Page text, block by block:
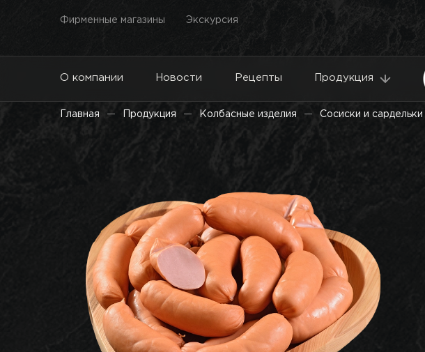
Фирменные магазины Экскурсия
О компании Новости Рецепты Продукция
Главная Продукция Колбасные изделия Сосиски и сардельки